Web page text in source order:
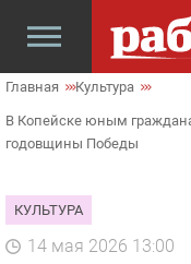
Главная Культура
В Копейске юным
годовщины Победы
КУЛЬТУРА
14 мая 2026 13:00